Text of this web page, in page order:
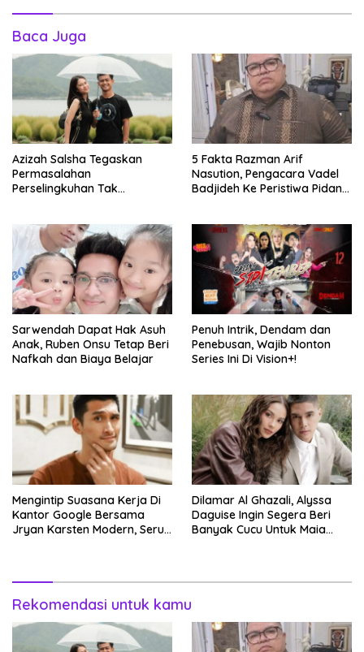
Baca Juga
Azizah Salsha Tegaskan
Permasalahan
Perselingkuhan Tak
5 Fakta Razman Arif
Nasution, Pengacara Vadel
Badjideh Ke Peristiwa Pidana
Sarwendah Dapat Hak Asuh
Anak, Ruben Onsu Tetap Beri
Nafkah dan Biaya Belajar
Penuh Intrik, Dendam dan
Penebusan, Wajib Nonton
Series Ini Di Vision+!
Mengintip Suasana Kerja Di
Kantor Google Bersama
Jryan Karsten Modern, Seru,
Dilamar Al Ghazali, Alyssa
Daguise Ingin Segera Beri
Banyak Cucu Untuk Maia
Rekomendasi untuk kamu